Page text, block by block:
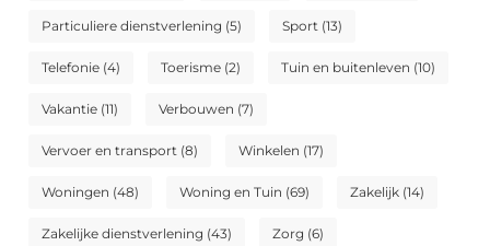
Particuliere dienstverlening (5) Sport (13)
Telefonie (4) Toerisme (2) Tuin en buitenleven (10)
Vakantie (11) Verbouwen (7)
Vervoer en transport (8) Winkelen (17)
Woningen (48) Woning en Tuin (69) Zakelijk (14)
Zakelijke dienstverlening (43) Zorg (6)